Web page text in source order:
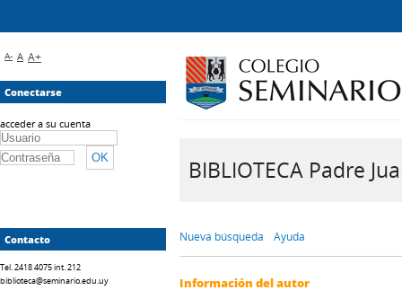
BIBLIOTECA Padre
Nueva búsqueda Ayuda
Información del autor
A- A A+
Conectarse
acceder a su cuenta
Contacto
Tel. 2418 4075 int. 212
biblioteca@seminario.edu.uy